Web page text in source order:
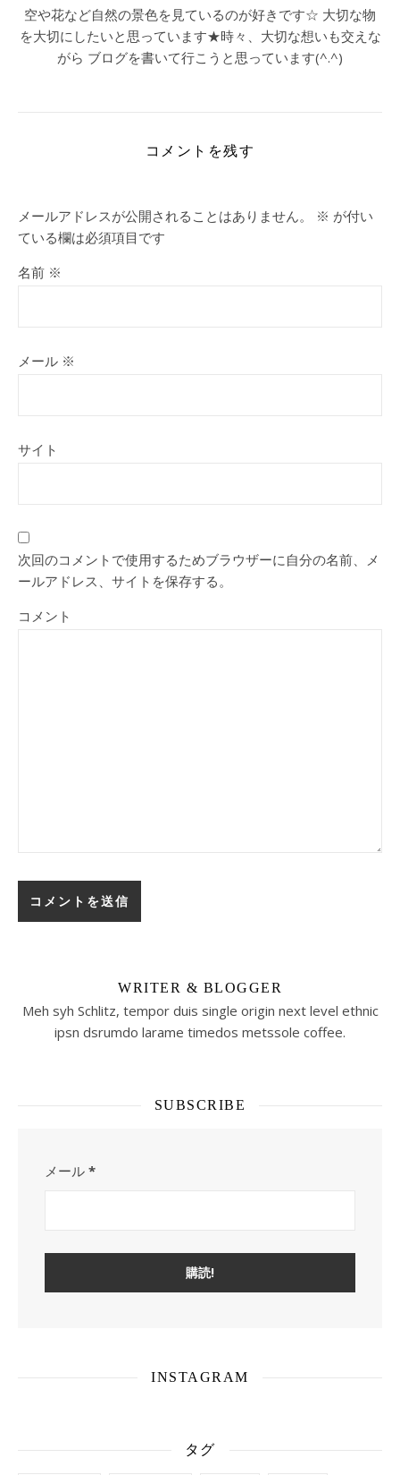
空や花など自然の景色を見ているのが好きです☆ 大切な物
を大切にしたいと思っています★時々、大切な想いも交えな
がら ブログを書いて行こうと思っています(^.^)
コメントを残す
メールアドレスが公開されることはありません。 ※ が付い
ている欄は必須項目です
名前 ※
メール ※
サイト
次回のコメントで使用するためブラウザーに自分の名前、メ
ールアドレス、サイトを保存する。
コメント
WRITER & BLOGGER
Meh syh Schlitz, tempor duis single origin next level ethnic
ipsn dsrumdo larame timedos metssole coffee.
SUBSCRIBE
メール *
INSTAGRAM
タグ